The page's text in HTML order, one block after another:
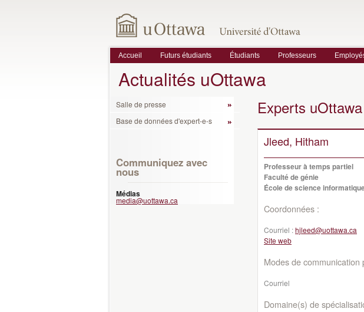
Accueil Futurs étudiants Étudiants Professeurs
Actualités uOttawa
Salle de presse
Base de données d'expert-e-s
Communiquez avec
nous
Médias
media@uottawa.ca
Experts uOttawa
Jleed, Hitham
Professeur à temps partiel
Faculté de génie
École de science
Coordonnées :
Courriel :hjleed@uottawa.ca
Site web
Modes de communication
Courriel
Domaine(s) de